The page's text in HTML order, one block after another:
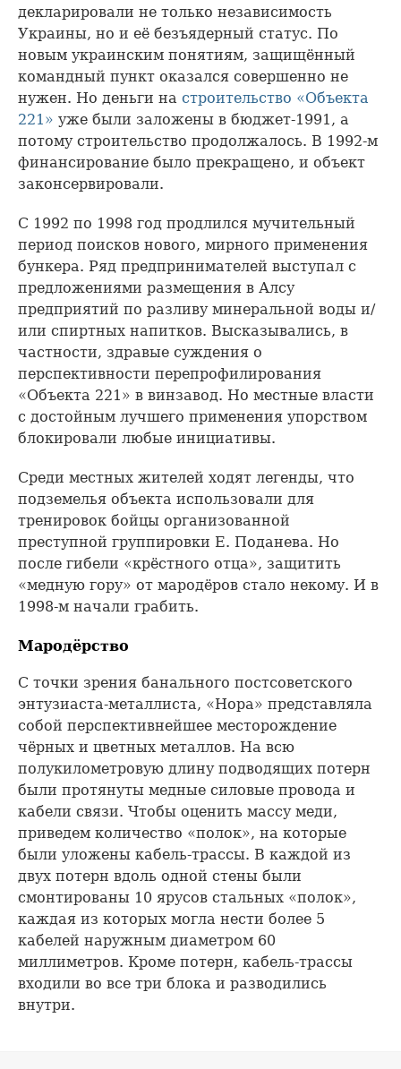
декларировали не только независимость
Украины, но и её безъядерный статус. По
новым украинским понятиям, защищённый
командный пункт оказался совершенно не
нужен. Но деньги на строительство «Объекта
221» уже были заложены в бюджет-1991, а
потому строительство продолжалось. В 1992-м
финансирование было прекращено, и объект
законсервировали.
С 1992 по 1998 год продлился мучительный
период поисков нового, мирного применения
бункера. Ряд предпринимателей выступал с
предложениями размещения в Алсу
предприятий по разливу минеральной воды и/
или спиртных напитков. Высказывались, в
частности, здравые суждения о
перспективности перепрофилирования
«Объекта 221» в винзавод. Но местные власти
с достойным лучшего применения упорством
блокировали любые инициативы.
Среди местных жителей ходят легенды, что
подземелья объекта использовали для
тренировок бойцы организованной
преступной группировки Е. Поданева. Но
после гибели «крёстного отца», защитить
«медную гору» от мародёров стало некому. И в
1998-м начали грабить.
Мародёрство
С точки зрения банального постсоветского
энтузиаста-металлиста, «Нора» представляла
собой перспективнейшее месторождение
чёрных и цветных металлов. На всю
полукилометровую длину подводящих потерн
были протянуты медные силовые провода и
кабели связи. Чтобы оценить массу меди,
приведем количество «полок», на которые
были уложены кабель-трассы. В каждой из
двух потерн вдоль одной стены были
смонтированы 10 ярусов стальных «полок»,
каждая из которых могла нести более 5
кабелей наружным диаметром 60
миллиметров. Кроме потерн, кабель-трассы
входили во все три блока и разводились
внутри.